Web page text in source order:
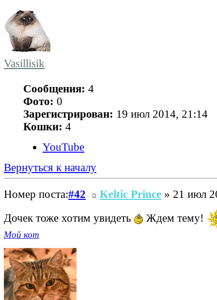
Vasillisik
Сообщения: 4
Фото: 0
Зарегистрирован: 19 июл 2014, 21:14
Кошки: 4
YouTube
Вернуться к началу
Номер поста:#42 Keltic Prince » 21 июл
Дочек тоже хотим увидеть
Ждем тему!
Мой кот